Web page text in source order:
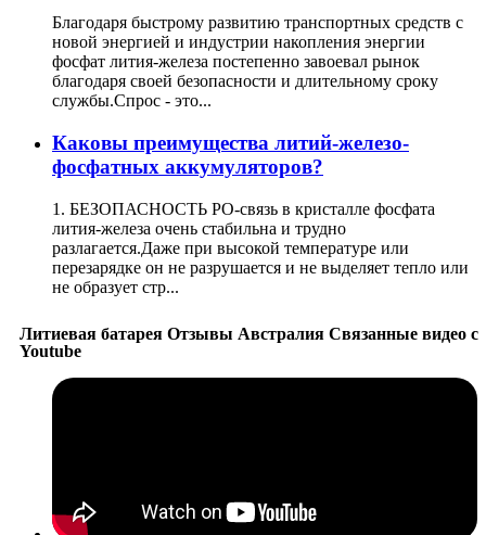
Благодаря быстрому развитию транспортных средств с
новой энергией и индустрии накопления энергии
фосфат лития-железа постепенно завоевал рынок
благодаря своей безопасности и длительному сроку
службы.Спрос - это...
Каковы преимущества литий-железо-
фосфатных аккумуляторов?
1. БЕЗОПАСНОСТЬ PO-связь в кристалле фосфата
лития-железа очень стабильна и трудно
разлагается.Даже при высокой температуре или
перезарядке он не разрушается и не выделяет тепло или
не образует стр...
Литиевая батарея Отзывы Австралия Связанные видео с
Youtube